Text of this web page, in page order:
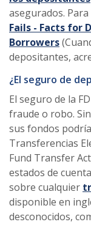
asegurados.
Fails - Facts for
Borrowers
depositantes,
¿El seguro de
El seguro de la
fraude o robo.
sus fondos
Transferencias
Fund Transfer
estados de
sobre cualquier
disponible en
desconocidos,